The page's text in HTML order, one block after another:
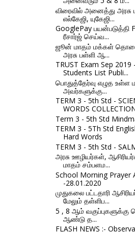
விரைவில் அனைத்து அரசு
எல்கேஜி, யுகேஜி...
GooglePay
ரீசார்ஜ் செய்வ...
ஜூன் மாதம் மக்கள்
அரசு பள்ளி ஆ...
TRUST Exam Sep 2019
Students List Publi...
பொதுத்தேர்வு எழுத உள்ள
அவர்களுக்கு...
TERM 3 - 5th Std -
WORDS
Term 3 - 5th Std
TERM 3 - 5Th Std
Hard Words
TERM 3 - 5th Std -
அரசு ஊழியர்கள்,
மாதம் சம்பளம...
School Morning Prayer
-28.01.2020
முதுகலை பட்டதாரி
மேலும் தள்ளிப...
5 , 8 ஆம் வகுப்புகளுக்கு
ஆண்டு த...
FLASH NEWS :-